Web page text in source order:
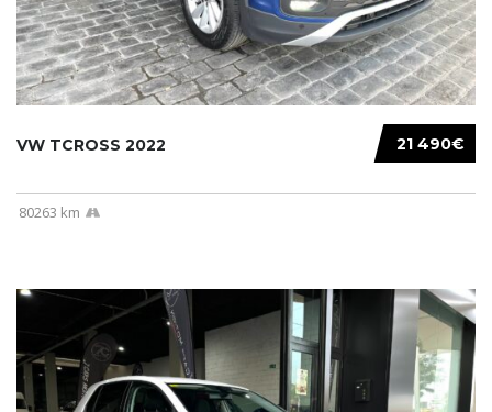
21 490€
VW TCROSS 2022
80263 km